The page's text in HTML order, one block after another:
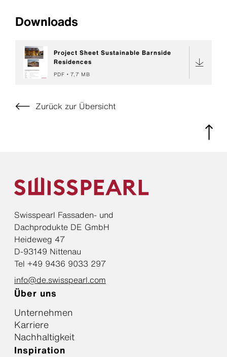
Downloads
Project Sheet Sustainable Barnside
Residences
PDF 7,7 MB
Zurück zur Übersicht
Swisspearl Fassaden- und
Dachprodukte DE GmbH
Heideweg 47
D-93149 Nittenau
Tel +49 9436 9033 297
info@de.swisspearl.com
Über uns
Unternehmen
Karriere
Nachhaltigkeit
Inspiration